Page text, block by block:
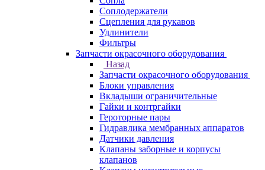
Соплодержатели
Сцепления для рукавов
Удлинители
Фильтры
Запчасти окрасочного оборудования
Назад
Запчасти окрасочного оборудования
Блоки управления
Вкладыши ограничительные
Гайки и контргайки
Героторные пары
Гидравлика мембранных аппаратов
Датчики давления
Клапаны заборные и корпусы
клапанов